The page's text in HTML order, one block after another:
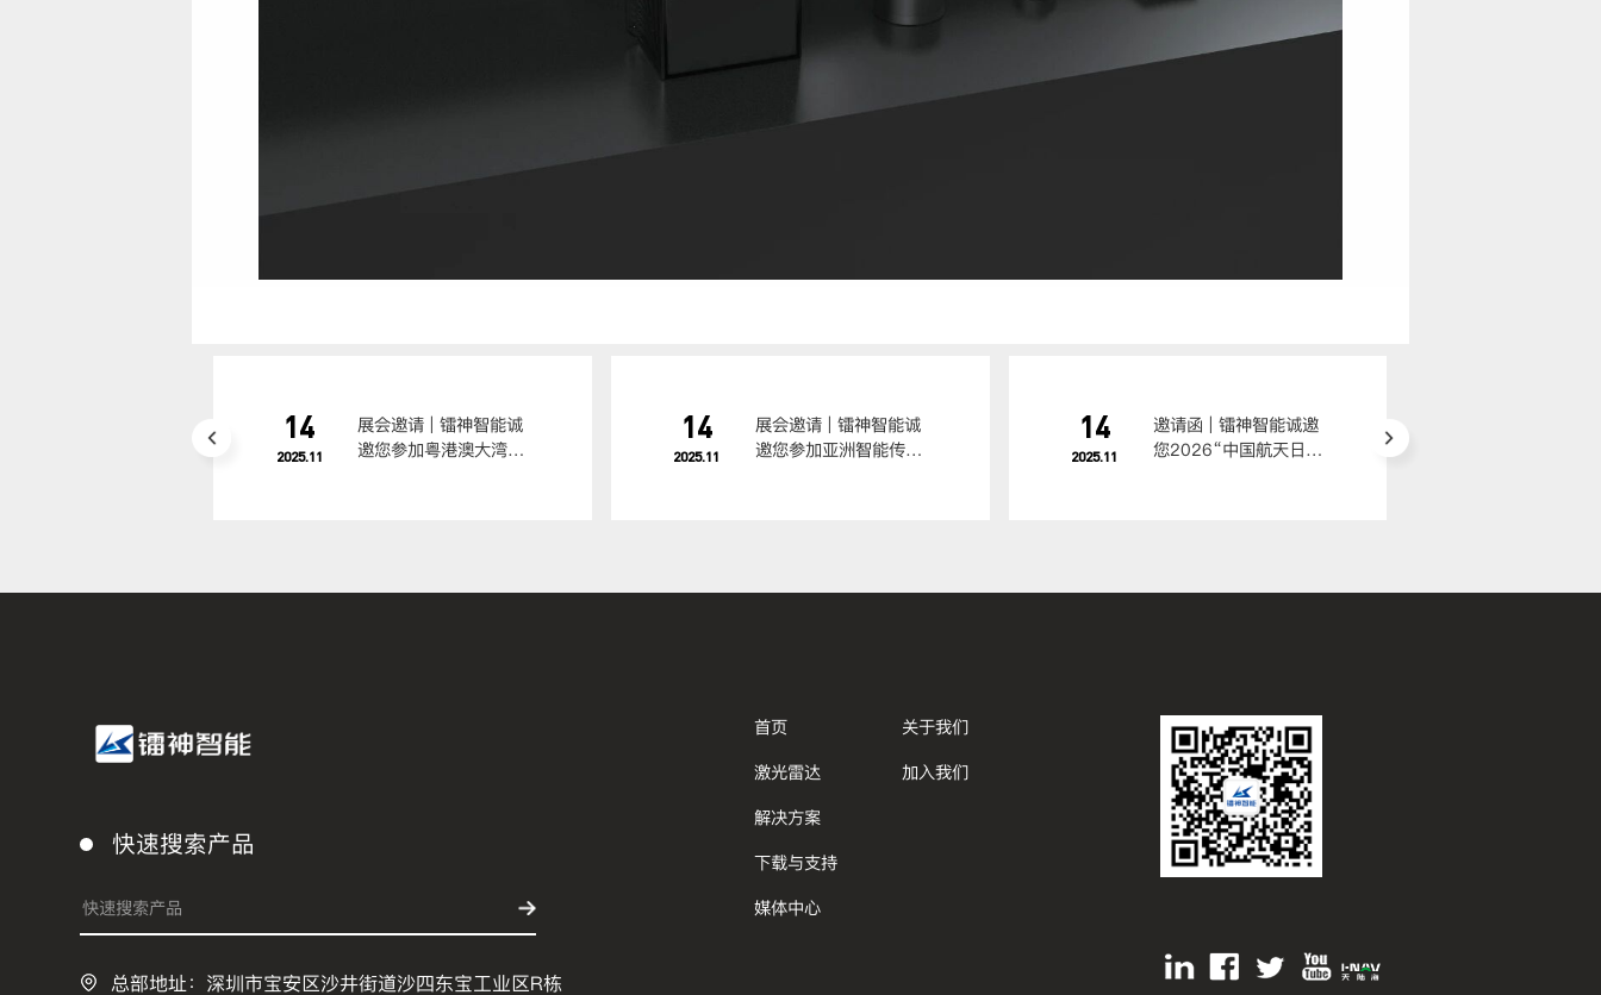
14
2025.11
展会邀请 | 镭神智能诚
邀您参加粤港澳大湾区
14
2025.11
展会邀请 | 镭神智能诚
邀您参加亚洲智能传感
14
2025.11
邀请函 | 镭神智能诚邀
您2026“中国航天日”
快速搜索产品
总部地址：深圳市宝安区沙井街道沙四东宝工业区R栋
首页
激光雷达
解决方案
下载与支持
媒体中心
关于我们
加入我们